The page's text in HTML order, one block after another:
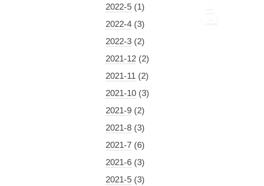
2022-5 (1)
2022-4 (3)
2022-3 (2)
2021-12 (2)
2021-11 (2)
2021-10 (3)
2021-9 (2)
2021-8 (3)
2021-7 (6)
2021-6 (3)
2021-5 (3)